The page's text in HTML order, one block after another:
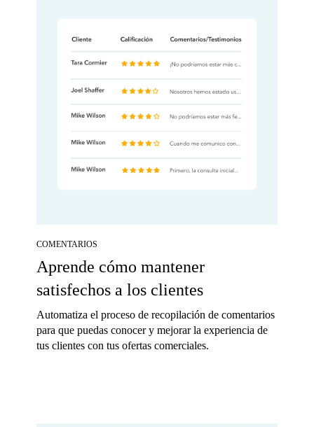
COMENTARIOS
Aprende cómo mantener
satisfechos a los clientes
Automatiza el proceso de recopilación de comentarios
para que puedas conocer y mejorar la experiencia de
tus clientes con tus ofertas comerciales.